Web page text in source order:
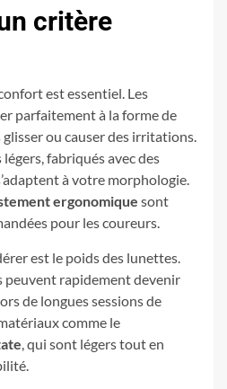
critère
est essentiel. Les
parfaitement à la forme de
ou causer des irritations.
fabriqués avec des
à votre morphologie.
ergonomique sont
pour les coureurs.
est le poids des lunettes.
peuvent rapidement devenir
de longues sessions de
comme le
, qui sont légers tout en